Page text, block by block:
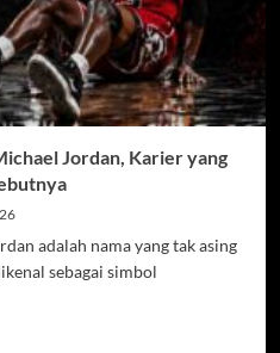
Jordan, Karier yang
adalah nama yang tak asing
sebagai simbol